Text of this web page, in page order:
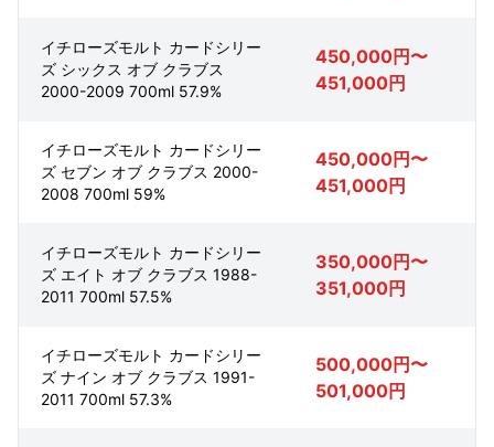
イチローズモルト カードシリー
ズ シックス オブ クラブス
2000-2009 700ml 57.9%
450,000円〜
451,000円
イチローズモルト カードシリー
ズ セブン オブ クラブス 2000-
2008 700ml 59%
450,000円〜
451,000円
イチローズモルト カードシリー
ズ エイト オブ クラブス 1988-
2011 700ml 57.5%
350,000円〜
351,000円
イチローズモルト カードシリー
ズ ナイン オブ クラブス 1991-
2011 700ml 57.3%
500,000円〜
501,000円